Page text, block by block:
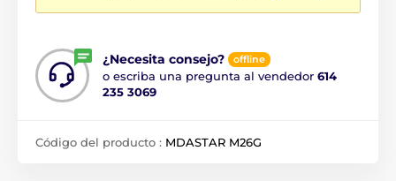
¿Necesita consejo? offline
o escriba una pregunta al vendedor 614
235 3069
Código del producto : MDASTAR M26G